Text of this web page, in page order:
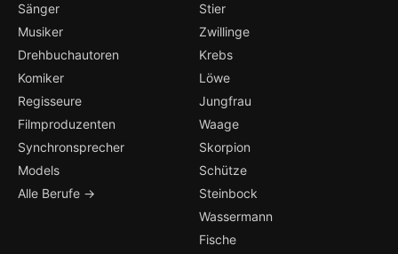
Sänger
Musiker
Drehbuchautoren
Komiker
Regisseure
Filmproduzenten
Synchronsprecher
Models
Alle Berufe →
Stier
Zwillinge
Krebs
Löwe
Jungfrau
Waage
Skorpion
Schütze
Steinbock
Wassermann
Fische